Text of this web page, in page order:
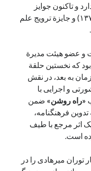
و تاکنون جوایز
متعددی از جمله جایزة کتاب سال (۱۳۷۷) و جایزة ترویج علم
و عضو هیئت مدیرة
که نخستین حلقة
به بعد،‌ در نقش
و اجرایی با
«راه روشن» ضمن
فرهنگنامه،
یک اثر مرجع با طیف
است.
توران میرهادی را در